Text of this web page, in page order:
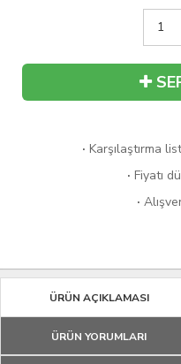
· Karşılaştırma
· Fiyatı
·
ÜRÜN AÇIKLAMASI
ÜRÜN YORUMLARI